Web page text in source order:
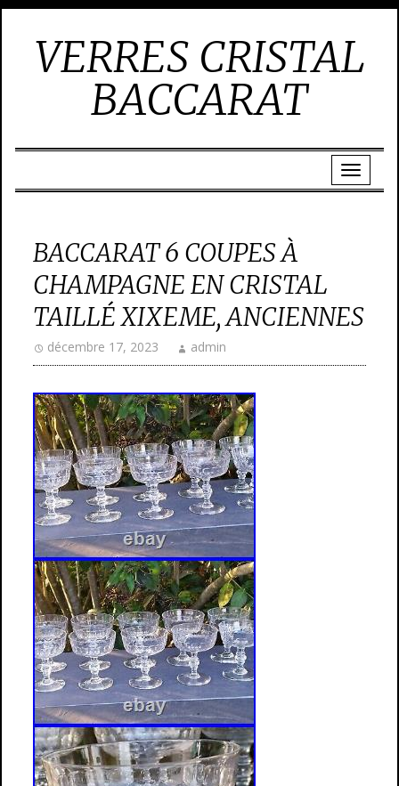
VERRES CRISTAL
BACCARAT
BACCARAT 6 COUPES À
CHAMPAGNE EN CRISTAL
TAILLÉ XIXEME, ANCIENNES
décembre 17, 2023 admin